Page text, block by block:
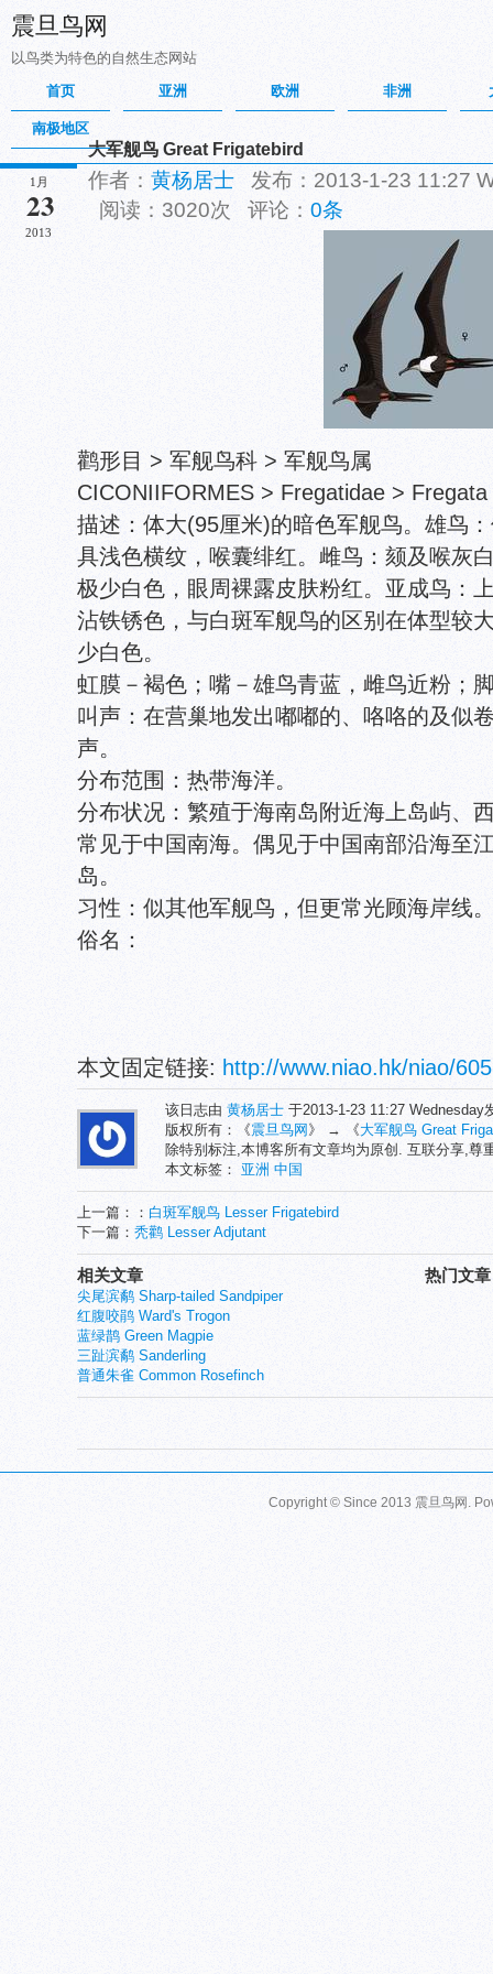
震旦鸟网
以鸟类为特色的自然生态网站
首页
亚洲 欧洲 非洲
南极地区
1月
23
2013
大军舰鸟 Great Frigatebird
作者： 黄杨居士 发布：2013-1-23 11:27
阅读：3020次 评论： 0条
鹳形目 > 军舰鸟科 > 军舰鸟属
CICONIIFORMES > Fregatidae >
描述：体大(95厘米)的暗色军舰鸟。雄鸟
具浅色横纹，喉囊绯红。雌鸟：颏及喉灰
极少白色，眼周裸露皮肤粉红。亚成鸟：
沾铁锈色，与白斑军舰鸟的区别在体型较
少白色。
虹膜－褐色；嘴－雄鸟青蓝，雌鸟近粉；
叫声：在营巢地发出嘟嘟的、咯咯的及似
声。
分布范围：热带海洋。
分布状况：繁殖于海南岛附近海上岛屿、
常见于中国南海。偶见于中国南部沿海至
岛。
习性：似其他军舰鸟，但更常光顾海岸线
俗名：
本文固定链接: http://www.niao.hk/niao/
该日志由 黄杨居士 于2013-1-23 11:27 Wednesday
版权所有：《震旦鸟网 》 → 《大军舰鸟 Great
除特别标注,本博客所有文章均为原创. 互联分享,尊
本文标签： 亚洲 中国
上一篇：： 白斑军舰鸟 Lesser Frigatebird
下一篇： 秃鹳 Lesser Adjutant
热门文章
相关文章
尖尾滨鹬 Sharp-tailed Sandpiper
红腹咬鹃 Ward's Trogon
蓝绿鹊 Green Magpie
三趾滨鹬 Sanderling
普通朱雀 Common Rosefinch
Copyright © Since 2013 震旦鸟网 .